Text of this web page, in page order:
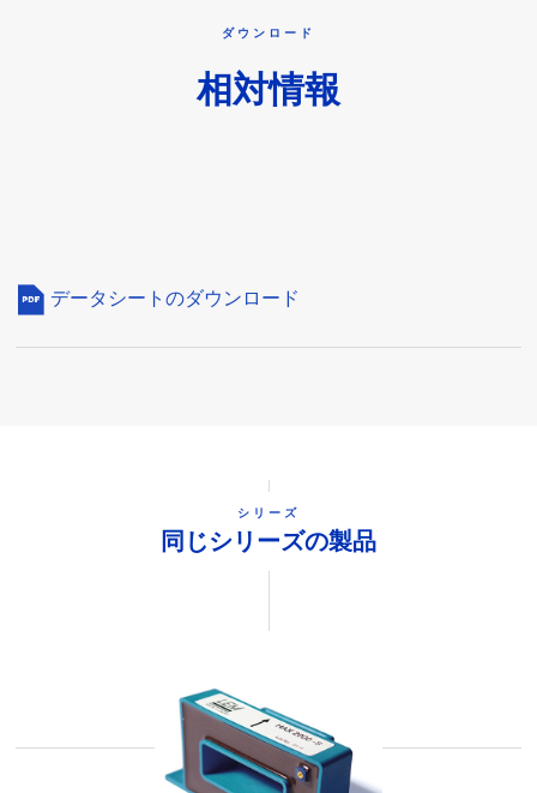
ダウンロード
相対情報
データシートのダウンロード
シリーズ
同じシリーズの製品